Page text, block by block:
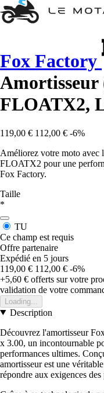
Fox Factory
FLOATX2,
119,00 € 112,00 € -6%
Améliorez votre moto avec
FLOATX2 pour une
Fox Factory.
Taille
*
TU
Ce champ est requis
Offre partenaire
Expédié en 5 jours
119,00 € 112,00 € -6%
+5,60 € offerts sur votre
validation de votre
Loading...
Description
Découvrez l'amortisseur
x 3.00, un incontournable
performances ultimes.
amortisseur est une
répondre aux exigences